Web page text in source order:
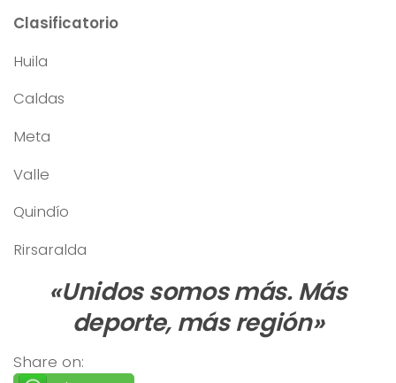
Clasificatorio
Huila
Caldas
Meta
Valle
Quindío
Rirsaralda
«Unidos somos más. Más
deporte, más región»
Share on: